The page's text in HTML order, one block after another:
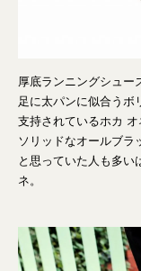
厚底ランニングシュー
足に太パンに似合うボ
支持されているホカ
ソリッドなオールブラ
と思っていた人も多い
ネ。